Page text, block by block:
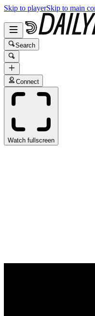
Skip to playerSkip to main
Search
Connect
Watch fullscreen